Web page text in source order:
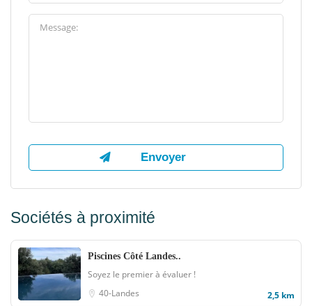
Sociétés à proximité
Piscines Côté Landes..
Soyez le premier à évaluer !
40-Landes
2,5 km